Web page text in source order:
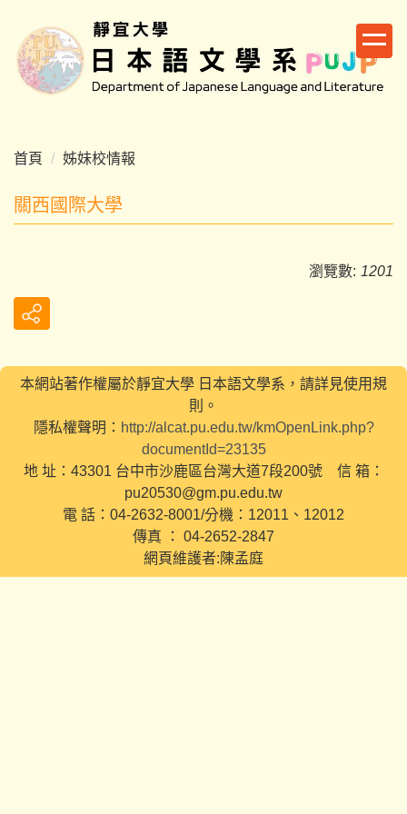
主
要
首頁
姊妹校情報
關西國際大學
瀏覽數: 1201
本網站著作權屬於靜宜大學 日本語文學系，請詳見使用規
則。
隱私權聲明： http://alcat.pu.edu.tw/kmOpenLink.php?
documentId=23135
地 址：43301 台中市沙鹿區台灣大道7段200號 信 箱：
pu20530@gm.pu.edu.tw
電 話：04-2632-8001/分機：12011、12012
傳真 ： 04-2652-2847
網頁維護者:陳孟庭